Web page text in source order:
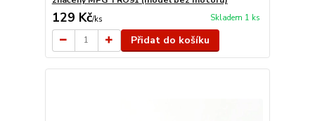
129 Kč/ks Skladem 1 ks
Přidat do košíku